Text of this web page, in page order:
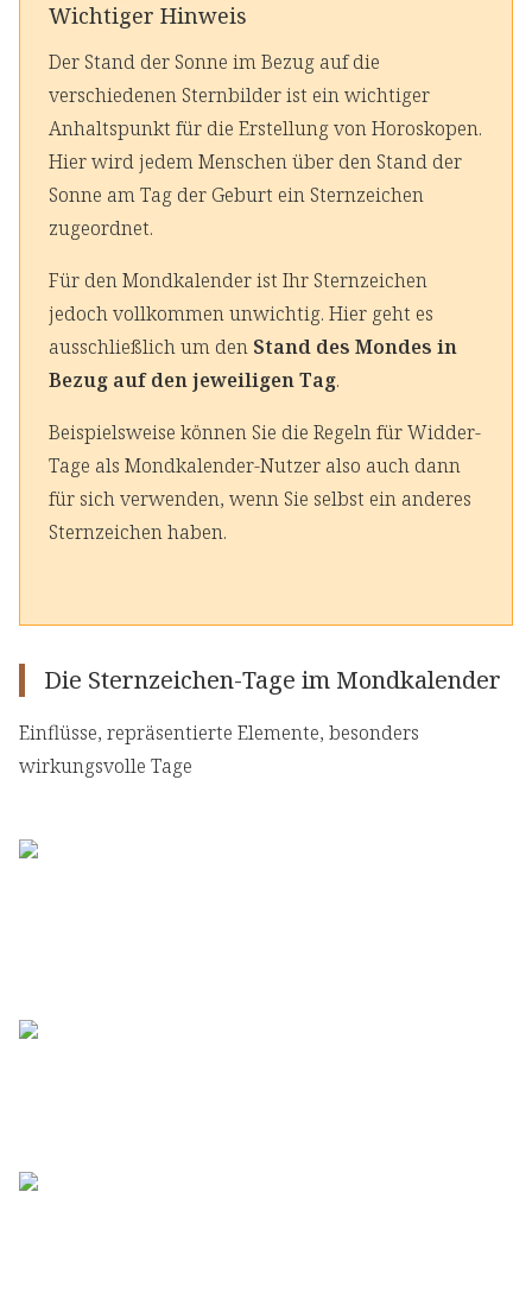
Wichtiger Hinweis
Der Stand der Sonne im Bezug auf die
verschiedenen Sternbilder ist ein wichtiger
Anhaltspunkt für die Erstellung von Horoskopen.
Hier wird jedem Menschen über den Stand der
Sonne am Tag der Geburt ein Sternzeichen
zugeordnet.
Für den Mondkalender ist Ihr Sternzeichen
jedoch vollkommen unwichtig. Hier geht es
ausschließlich um den Stand des Mondes in
Bezug auf den jeweiligen Tag.
Beispielsweise können Sie die Regeln für Widder-
Tage als Mondkalender-Nutzer also auch dann
für sich verwenden, wenn Sie selbst ein anderes
Sternzeichen haben.
Die Sternzeichen-Tage im Mondkalender
Einflüsse, repräsentierte Elemente, besonders
wirkungsvolle Tage